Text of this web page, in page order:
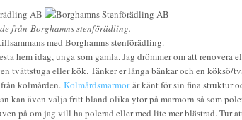
från Borghamns stenförädling.
med Borghamns stenförädling.
hem idag, unga som gamla. Jag drömmer om att renovera
tvättstuga eller kök. Tänker er långa bänkar och en köksö/
kolmården. Kolmårdsmarmorär känt för sin fina struktur
kan även välja fritt bland olika ytor på marmorn så som
på om jag vill ha polerad eller med lite mer blästrad. Tur